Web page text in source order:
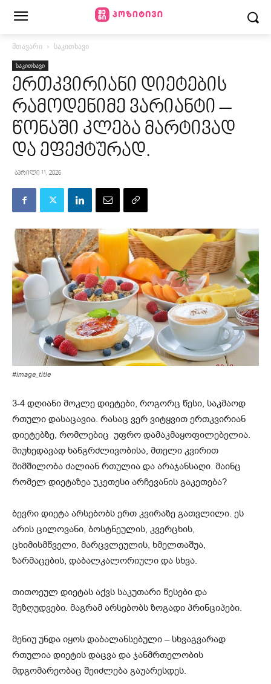
მთავარი საკითხავი
საკითხავი
ერთკვირიანი დიეტების
რამოდენიმე ვარიანტი –
წონაში კლება მარტივად
და ეფექტურად.
აპრილი 11, 2026
#image_title
3-4 დღიანი მოკლე დიეტები, როგორც წესი, საკმაოდ
რთული დასაცავია. რასაც ვერ ვიტყვით ერთკვირიან
დიეტებზე, რომლებიც უფრო დამაკმაყოფილებელია.
მიუხედავად ხანგრძლივობისა, მთელი კვირით
შიმშილობა ძალიან რთულია და არაჯანსაღი. მაინც
რომელ დიეტაზეა უკეთესი არჩევანის გაკეთება?
ბევრი დიეტა არსებობს ერთ კვირაზე გათვლილი. ეს
არის ცილოვანი, ბოსტნეულის, კვერცხის,
ცხიმისმწველი, მარცვლეულის, ხმელთაშუა,
ზარმაცების, დაბალკალორიული და სხვა.
თითოეულ დიეტას აქვს საკუთარი წესები და
შეზღუდვები. მაგრამ არსებობს ზოგადი პრინციპები.
მენიუ უნდა იყოს დაბალანსებული – სხვაგვარად
რთულია დიეტის დაცვა და ჯანმრთელობის
მდგომარეობაც შეიძლება გაუარესდეს.